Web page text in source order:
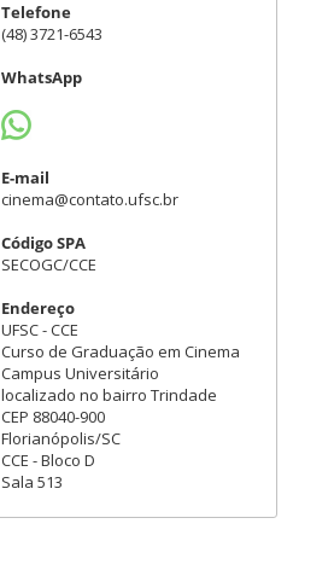
Telefone
(48) 3721-6543
WhatsApp
E-mail
cinema@contato.ufsc.br
Código SPA
SECOGC/CCE
Endereço
UFSC - CCE
Curso de Graduação em Cinema
Campus Universitário
localizado no bairro Trindade
CEP 88040-900
Florianópolis/SC
CCE - Bloco D
Sala 513